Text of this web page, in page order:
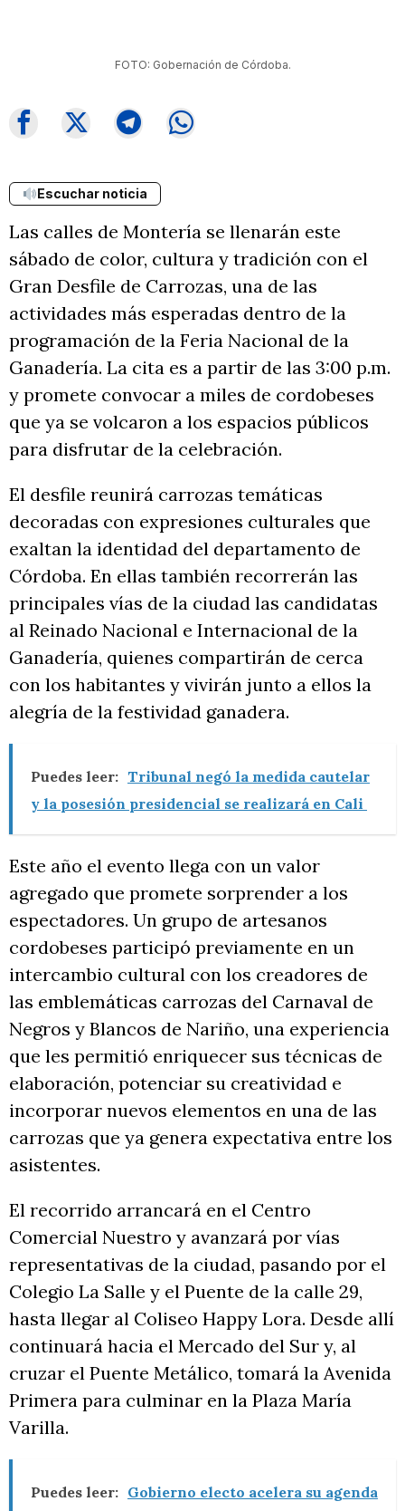
FOTO: Gobernación de Córdoba.
Escuchar noticia
Las calles de Montería se llenarán este
sábado de color, cultura y tradición con el
Gran Desfile de Carrozas, una de las
actividades más esperadas dentro de la
programación de la Feria Nacional de la
Ganadería. La cita es a partir de las 3:00 p.m.
y promete convocar a miles de cordobeses
que ya se volcaron a los espacios públicos
para disfrutar de la celebración.
El desfile reunirá carrozas temáticas
decoradas con expresiones culturales que
exaltan la identidad del departamento de
Córdoba. En ellas también recorrerán las
principales vías de la ciudad las candidatas
al Reinado Nacional e Internacional de la
Ganadería, quienes compartirán de cerca
con los habitantes y vivirán junto a ellos la
alegría de la festividad ganadera.
Puedes leer: Tribunal negó la medida cautelar
y la posesión presidencial se realizará en Cali
Este año el evento llega con un valor
agregado que promete sorprender a los
espectadores. Un grupo de artesanos
cordobeses participó previamente en un
intercambio cultural con los creadores de
las emblemáticas carrozas del Carnaval de
Negros y Blancos de Nariño, una experiencia
que les permitió enriquecer sus técnicas de
elaboración, potenciar su creatividad e
incorporar nuevos elementos en una de las
carrozas que ya genera expectativa entre los
asistentes.
El recorrido arrancará en el Centro
Comercial Nuestro y avanzará por vías
representativas de la ciudad, pasando por el
Colegio La Salle y el Puente de la calle 29,
hasta llegar al Coliseo Happy Lora. Desde allí
continuará hacia el Mercado del Sur y, al
cruzar el Puente Metálico, tomará la Avenida
Primera para culminar en la Plaza María
Varilla.
Puedes leer: Gobierno electo acelera su agenda